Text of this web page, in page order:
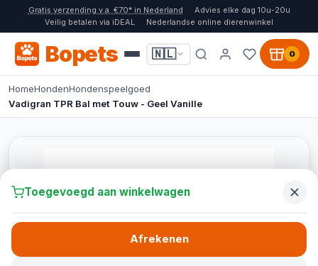
Gratis verzending v.a. €70* in Nederland
Advies elke dag 10u-20u
Veilig betalen via iDEAL
Nederlandse online dierenwinkel
Bopets 🇳🇱 0
HomeHondenHondenspeelgoed
Vadigran TPR Bal met Touw - Geel Vanille
Toegevoegd aan winkelwagen
Afrekenen